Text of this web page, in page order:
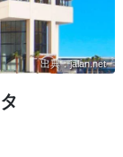
出典：jalan.net